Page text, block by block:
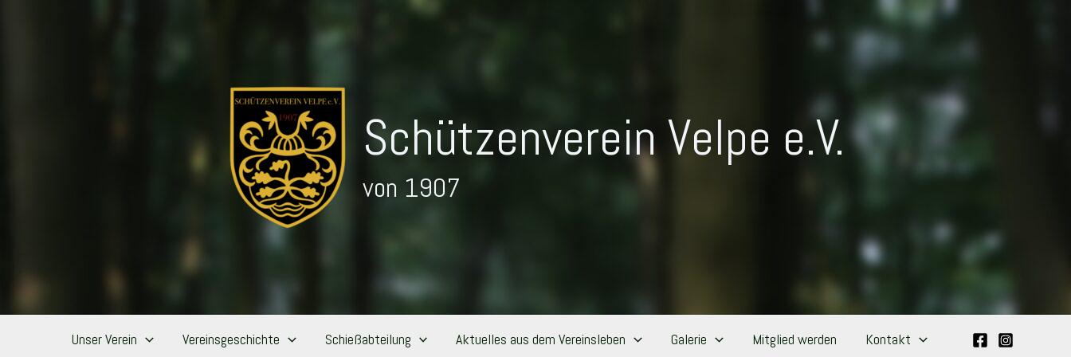
Schützenverein Velpe e.V.
von 1907
Unser Verein Vereinsgeschichte Schießabteilung Aktuelles aus dem Vereinsleben Galerie Mitglied werden Kontakt